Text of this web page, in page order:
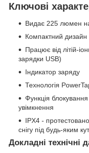
Ключові
Видає 225 люмен
Компактний дизайн
Працює від літій-
зарядки USB)
Індикатор заряду
Технологія
Функція
увімкнення
IPX4 -
снігу під будь-яким
Докладні технічні